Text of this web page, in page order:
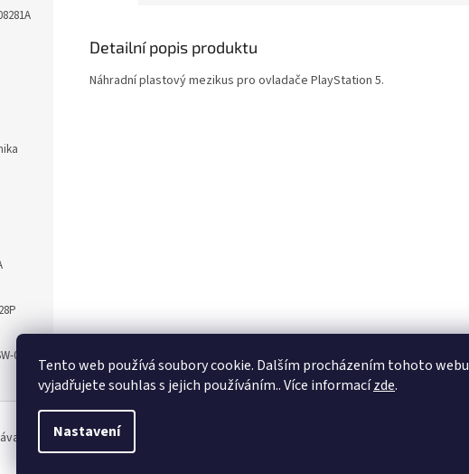
Tento web používá soubory cookie. Dalším procházením tohoto webu
vyjadřujete souhlas s jejich používáním.. Více informacízde.
Nastavení
002
Detailní popis produktu
Náhradní plastový mezikus pro ovladače PlayStation 5.
vyhrazena.